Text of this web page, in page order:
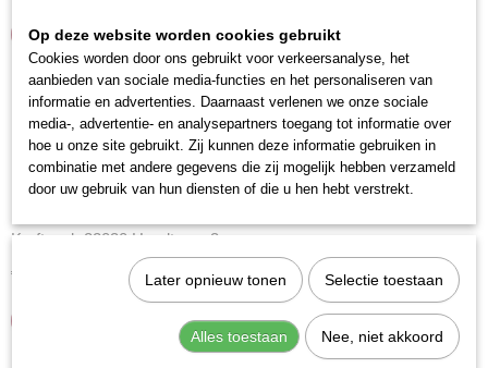
IN WINKELWAGEN
Kraftwerk 22030 Handtap m3
€ 7,48
IN WINKELWAGEN
Op deze website worden cookies gebruikt
Cookies worden door ons gebruikt voor verkeersanalyse, het
aanbieden van sociale media-functies en het personaliseren van
informatie en advertenties. Daarnaast verlenen we onze sociale
media-, advertentie- en analysepartners toegang tot informatie over
hoe u onze site gebruikt. Zij kunnen deze informatie gebruiken in
combinatie met andere gegevens die zij mogelijk hebben verzameld
door uw gebruik van hun diensten of die u hen hebt verstrekt.
Later opnieuw tonen Selectie toestaan
Alles toestaan Nee, niet akkoord